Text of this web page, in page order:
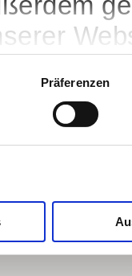
Präferenzen